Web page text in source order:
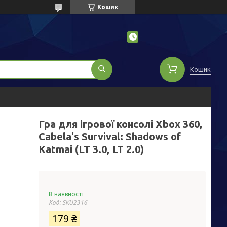
Кошик
Кошик
Гра для ігрової консолі Xbox 360,
Cabela's Survival: Shadows of
Katmai (LT 3.0, LT 2.0)
В наявності
Код: SKU2316
179 ₴